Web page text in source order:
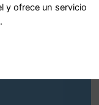
y ofrece un servicio